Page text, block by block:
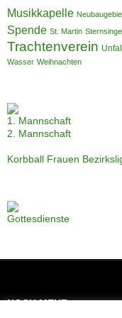
Musikkapelle
Spende St. Martin
Trachtenverein
Wasser Weihnachten
1. Mannschaft
2. Mannschaft
Korbball Frauen
Gottesdienste
NOCH MEHR